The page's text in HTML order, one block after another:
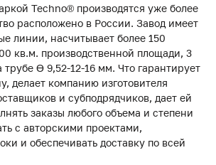
Techno® производятся уже более
расположено в России. Завод имеет
линии, насчитывает более 150
кв.м. производственной площади, 3
трубе ϴ 9,52-12-16 мм. Что гарантирует
делает компанию изготовителя
и субподрядчиков, дает ей
заказы любого объема и степени
с авторскими проектами,
и обеспечивать доставку по всей